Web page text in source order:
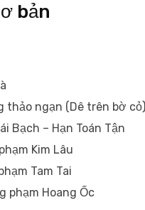
bản
thảo ngạn (Dê trên bờ cỏ)
Bạch – Hạn Toán Tận
Kim Lâu
Tam Tai
phạm Hoang Ốc